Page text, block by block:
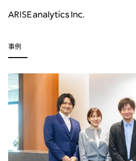
ARISE analyticsとはトップ
ミッション・バリュー
働きがいのある会社づくり
サービス
提供サービストップ
カスタマーサポート改革
ドローン・ビジネス活用
データ・AI人材育成支援
実績
データドリブン改革の推進支援
新規事業の立ち上げ支援
データ分析基盤の構築・活用支援
企業情報
企業情報トップ
会社概要
サステナビリティ
お問い合わせ
ニュース
ニューストップ
インフォメーション
プレスリリース
技術情報
OTHERS
中途採用
社員インタビュー
事例